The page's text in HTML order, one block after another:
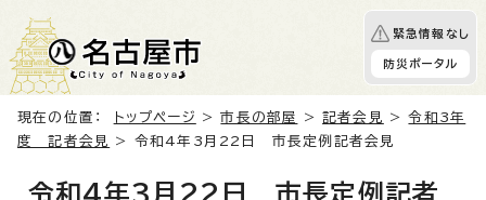
緊急情報なし
防災ポータル
現在の位置： トップページ >市長の部屋 >記者会見 >令和3年
度 記者会見
> 令和4年3月22日 市長定例記者会見
令和4年3月22日 市長定例記者